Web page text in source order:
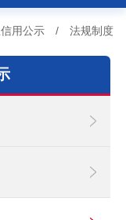
用公示 / 法规制度